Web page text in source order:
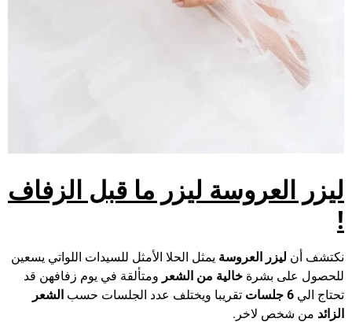
ليزر العروسة ليزر ما قبل الزفاف
!
نكتشف أن ليزر العروسة يمثل الحلا الأمثل للسيدات اللواتي يسعين
للحصول على بشرة خالية من الشعر ومتألقة في يوم زفافهن قد
تحتاج الي 6 جلسات تقريبا ويختلف عدد الجلسات حسب الشعر
الزائد من شخص لاخر.